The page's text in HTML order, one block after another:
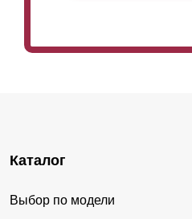
Каталог
Выбор по модели